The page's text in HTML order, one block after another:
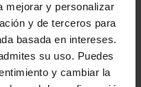
mejorar y personalizar
y de terceros para
basada en intereses.
su uso. Puedes
y cambiar la